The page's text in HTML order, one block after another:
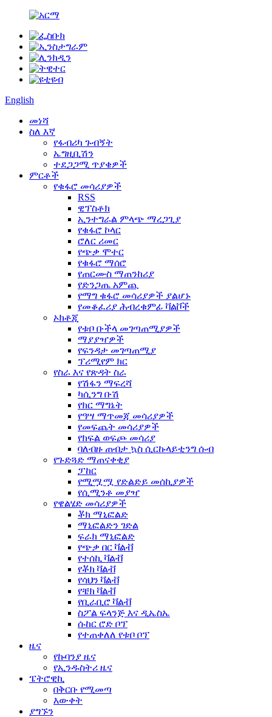
English
መነሻ
ስለ እኛ
የፋብሪካ ጉብኝት
ኤግዚቢሽን
ተደጋጋሚ ጥያቄዎች
ምርቶች
የቁፋሮ መሳሪያዎች
RSS
ዊፕስቶክ
ኢንተግራል ምላጭ ማረጋጊያ
የቁፋሮ ኮላር
ሮለር ሪመር
የጭቃ ሞተር
የቁፋሮ ማሰሮ
የጠርሙስ ማጠንከሪያ
የድንጋጤ አምጪ
የማግ ቁፋሮ መሳሪያዎች ያልሆኑ
የመቆፈሪያ ሕብረቁምፊ ቫልቮች
ኦክቶጂ
የቱቦ ቡችላ መገጣጠሚያዎች
ማያያዣዎች
የፍንዳታ መገጣጠሚያ
ፕሪሚየም ክር
የስራ እና የጽዳት ስራ
የሽፋን ማፍረሻ
ካሲንግ ቡሽ
የክር ማግኔት
የዓሣ ማጥመጃ መሳሪያዎች
የመፍጨት መሳሪያዎች
የክፍል ወፍጮ መሳሪያ
ባለብዙ ጠብታ ኳስ ሲርኩላይቲንግ ሱብ
የጉድጓድ ማጠናቀቂያ
ፓከር
የሚሟሟ የድልድይ መሰኪያዎች
የሲሚንቶ መያዣ
የዌልሄድ መሳሪያዎች
ቾክ ማኒፎልድ
ማኒፎልድን ገድል
ፍራክ ማኒፎልድ
የጭቃ በር ቫልቭ
የተሰኪ ቫልቭ
የቾክ ቫልቭ
የሳህን ቫልቭ
የቼክ ቫልቭ
የቢራቢሮ ቫልቭ
ስፖል ፍላንጅ እና ዲኤስኤ
ሱከር ሮድ ቦፕ
የተጠቀለለ የቱቦ ቦፕ
ዜና
የኩባንያ ዜና
የኢንዱስትሪ ዜና
ፔትሮዊኪ
በቅርቡ የሚመጣ
እውቀት
ያግኙን